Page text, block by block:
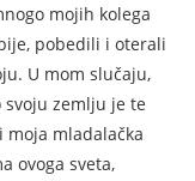
mojih kolega
pobedili i oterali
U mom slučaju,
svoju zemlju je te
mladalačka
ovoga sveta,